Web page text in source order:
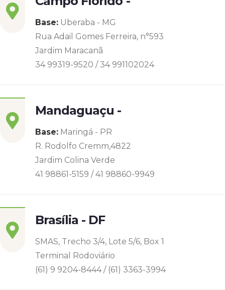
Base: Uberaba - MG
Rua Adail Gomes Ferreira, n°593
Jardim Maracanã
34 99319-9520 / 34 991102024
Mandaguaçu -
Base: Maringá - PR
R. Rodolfo Cremm,4822
Jardim Colina Verde
41 98861-5159 / 41 98860-9949
Brasília - DF
SMAS, Trecho 3/4, Lote 5/6, Box 1
Terminal Rodoviário
(61) 9 9204-8444 / (61) 3363-3994